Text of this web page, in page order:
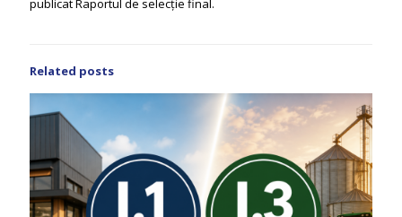
publicat Raportul de selecție final.
Related posts